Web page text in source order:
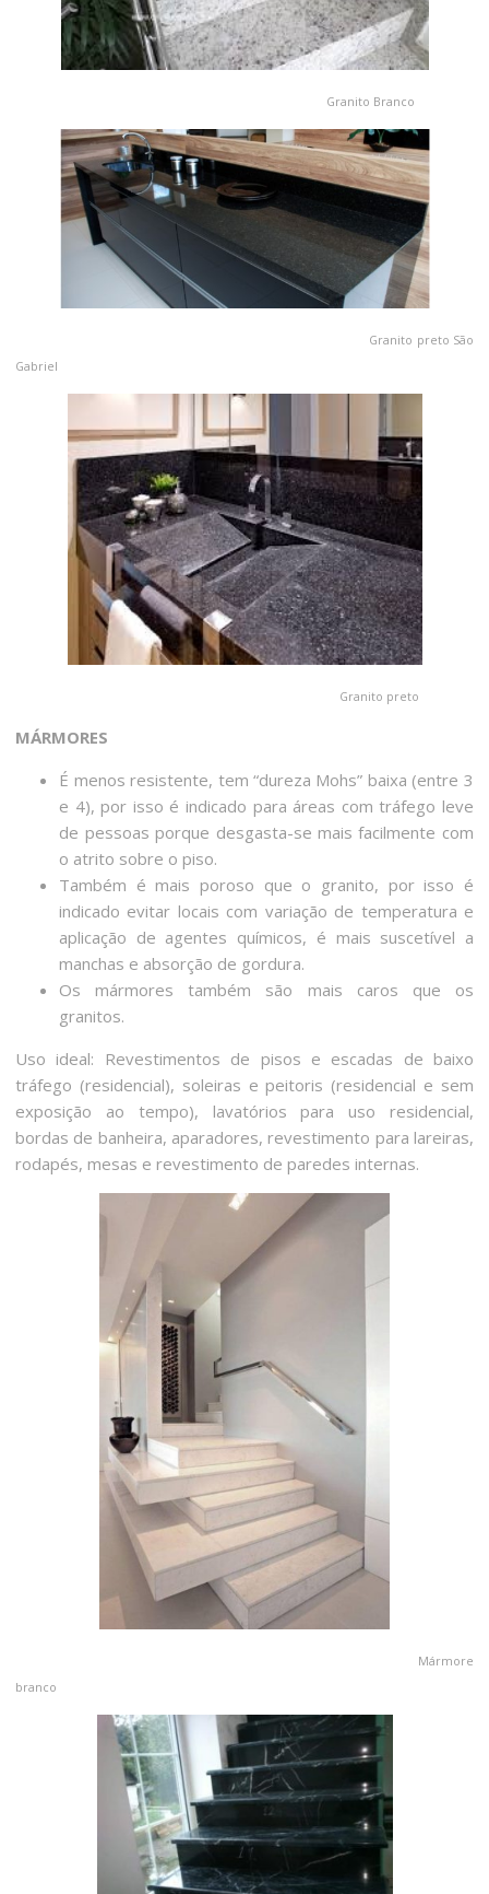
Granito Branco
Granito preto São
Gabriel
Granito preto
MÁRMORES
É menos resistente, tem “dureza Mohs” baixa (entre 3
e 4), por isso é indicado para áreas com tráfego leve
de pessoas porque desgasta-se mais facilmente com
o atrito sobre o piso.
Também é mais poroso que o granito, por isso é
indicado evitar locais com variação de temperatura e
aplicação de agentes químicos, é mais suscetível a
manchas e absorção de gordura.
Os mármores também são mais caros que os
granitos.
Uso ideal: Revestimentos de pisos e escadas de baixo
tráfego (residencial), soleiras e peitoris (residencial e sem
exposição ao tempo), lavatórios para uso residencial,
bordas de banheira, aparadores, revestimento para lareiras,
rodapés, mesas e revestimento de paredes internas.
Mármore
branco